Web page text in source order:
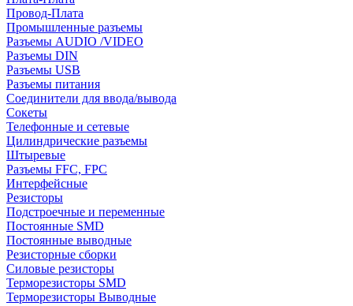
Провод-Плата
Промышленные разъемы
Разъемы AUDIO /VIDEO
Разъемы DIN
Разъемы USB
Разъемы питания
Соединители для ввода/вывода
Сокеты
Телефонные и сетевые
Цилиндрические разъемы
Штыревые
Разъемы FFC, FPC
Интерфейсные
Резисторы
Подстроечные и переменные
Постоянные SMD
Постоянные выводные
Резисторные сборки
Силовые резисторы
Терморезисторы SMD
Терморезисторы Выводные